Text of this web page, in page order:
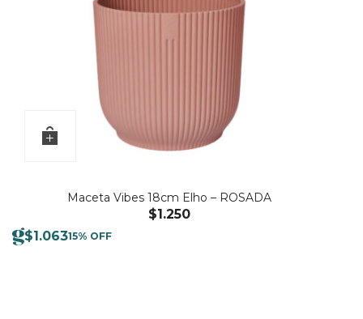
Maceta Vibes 18cm Elho – ROSADA
$1.250
$1.06315% OFF